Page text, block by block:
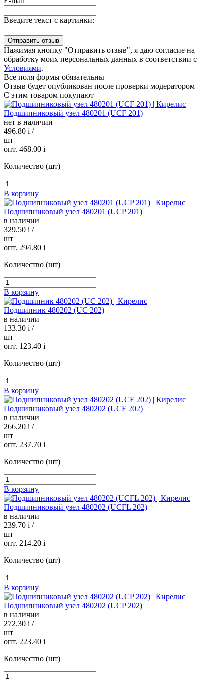
Введите текст с картинки:
Нажимая кнопку "Отправить отзыв", я даю согласие на
обработку моих персональных данных в соответствии с
Условиями.
Все поля формы обязательны
Отзыв будет опубликован после проверки модератором
С этим товаром покупают
Подшипниковый узел 480201 (UCF 201)
нет в наличии
496.80 i /
шт
опт. 468.00 i
Количество (шт)
В корзину
Подшипниковый узел 480201 (UCP 201)
в наличии
329.50 i /
шт
опт. 294.80 i
Количество (шт)
В корзину
Подшипник 480202 (UC 202)
в наличии
133.30 i /
шт
опт. 123.40 i
Количество (шт)
В корзину
Подшипниковый узел 480202 (UCF 202)
в наличии
266.20 i /
шт
опт. 237.70 i
Количество (шт)
В корзину
Подшипниковый узел 480202 (UCFL 202)
в наличии
239.70 i /
шт
опт. 214.20 i
Количество (шт)
В корзину
Подшипниковый узел 480202 (UCP 202)
в наличии
272.30 i /
шт
опт. 223.40 i
Количество (шт)